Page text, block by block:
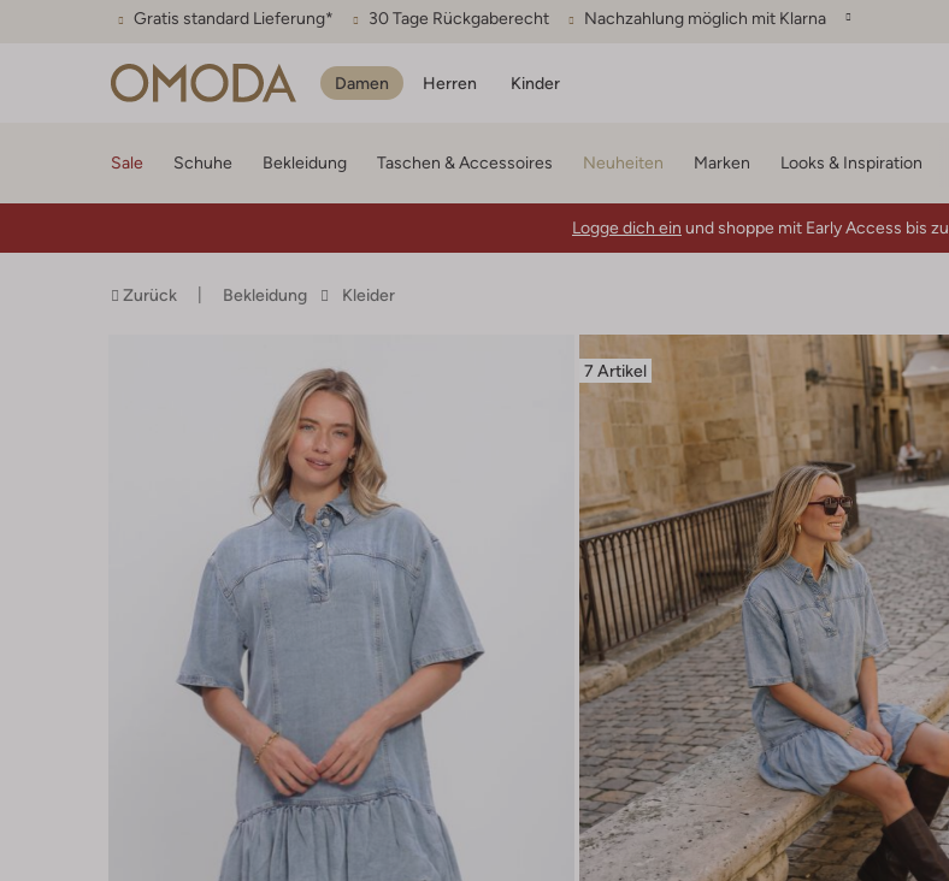
Gratis standard Lieferung* 30 Tage Rückgaberecht Nachzahlung möglich mit Klarna
Damen Herren Kinder
Sale Schuhe Bekleidung Taschen & Accessoires Neuheiten Marken Looks & Inspiration
Logge dich ein und shoppe mit Early Access bis zu
Zurück Bekleidung Kleider
7 Artikel